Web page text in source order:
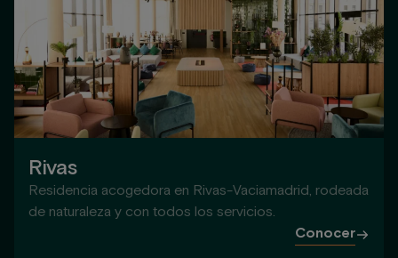
Rivas
Residencia acogedora en Rivas-Vaciamadrid, rodeada
de naturaleza y con todos los servicios.
Conocer